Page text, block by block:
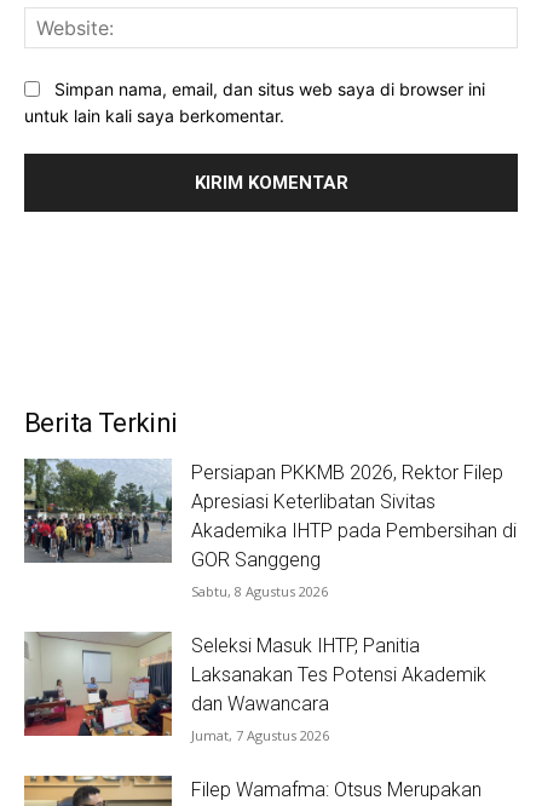
Simpan nama, email, dan situs web saya di browser ini
untuk lain kali saya berkomentar.
Berita Terkini
Persiapan PKKMB 2026, Rektor Filep
Apresiasi Keterlibatan Sivitas
Akademika IHTP pada Pembersihan di
GOR Sanggeng
Sabtu, 8 Agustus 2026
Seleksi Masuk IHTP, Panitia
Laksanakan Tes Potensi Akademik
dan Wawancara
Jumat, 7 Agustus 2026
Filep Wamafma: Otsus Merupakan